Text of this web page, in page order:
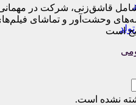
قاشق‌زنی، شرکت در
وحشت‌آور و تماشای
است
نشده است.